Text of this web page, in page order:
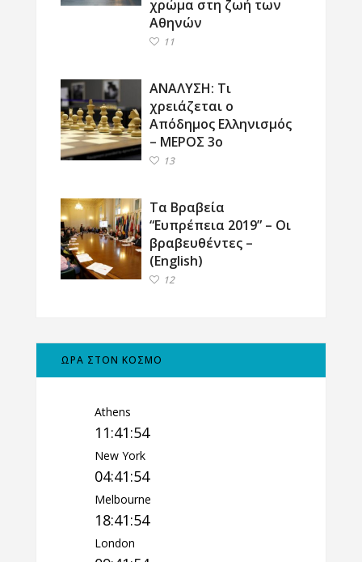
χρώμα στη ζωή των
Αθηνών
11
ΑΝΑΛΥΣΗ: Τι
χρειάζεται ο
Απόδημος Ελληνισμός
– ΜΕΡΟΣ 3ο
13
Τα Βραβεία
“Ευπρέπεια 2019” – Οι
βραβευθέντες –
(English)
12
ΩΡΑ ΣΤΟΝ ΚΟΣΜΟ
Athens
11:41:55
New York
04:41:55
Melbourne
18:41:55
London